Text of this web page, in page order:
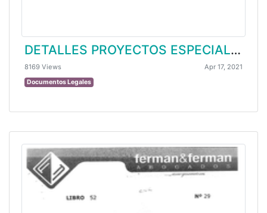
DETALLES PROYECTOS ESPECIALES / CONVOCATORIAS
8169 Views Apr 17, 2021
Documentos Legales